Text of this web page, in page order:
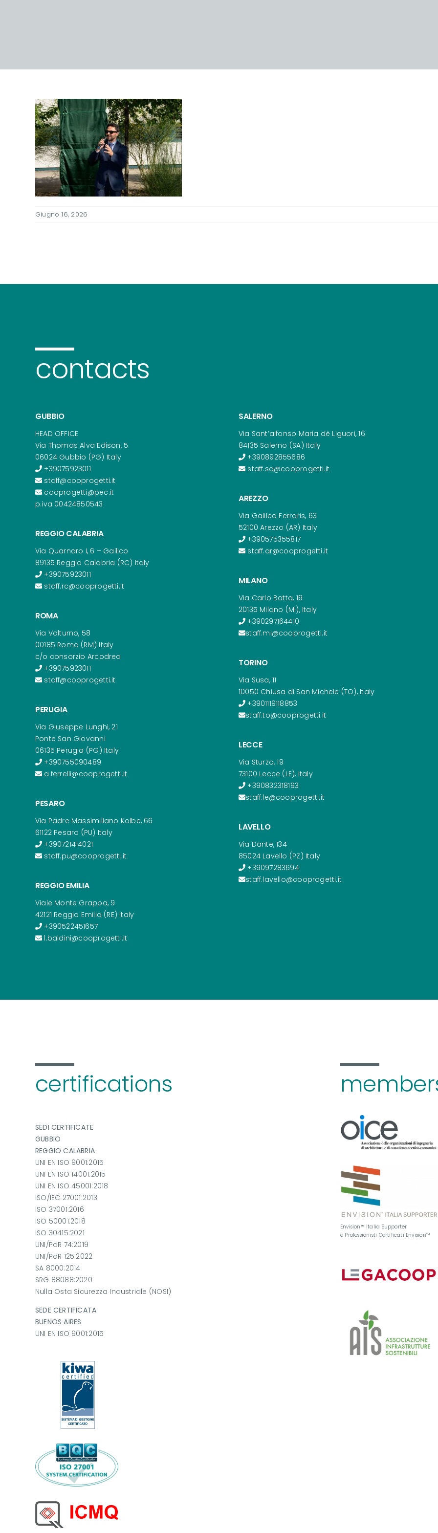
Giugno 16, 2026
contacts
GUBBIO
HEAD OFFICE
Via Thomas Alva Edison, 5
06024 Gubbio (PG) Italy
+39075923011
staff@cooprogetti.it
cooprogetti@pec.it
p.iva 00424850543
REGGIO CALABRIA
Via Quarnaro I, 6 – Gallico
89135 Reggio Calabria (RC) Italy
+39075923011
staff.rc@cooprogetti.it
ROMA
Via Volturno, 58
00185 Roma (RM) Italy
c/o consorzio Arcodrea
+39075923011
staff@cooprogetti.it
PERUGIA
Via Giuseppe Lunghi, 21
Ponte San Giovanni
06135 Perugia (PG) Italy
+390755090489
a.ferrelli@cooprogetti.it
PESARO
Via Padre Massimiliano Kolbe, 66
61122 Pesaro (PU) Italy
+390721414021
staff.pu@cooprogetti.it
REGGIO EMILIA
Viale Monte Grappa, 9
42121 Reggio Emilia (RE) Italy
+390522451657
l.baldini@cooprogetti.it
SALERNO
Via Sant’alfonso Maria dè Liguori, 16
84135 Salerno (SA) Italy
+390892855686
staff.sa@cooprogetti.it
AREZZO
Via Galileo Ferraris, 63
52100 Arezzo (AR) Italy
+390575355817
staff.ar@cooprogetti.it
MILANO
Via Carlo Botta, 19
20135 Milano (MI), Italy
+390297164410
staff.mi@cooprogetti.it
TORINO
Via Susa, 11
10050 Chiusa di San Michele (TO), Italy
+3901119118853
staff.to@cooprogetti.it
LECCE
Via Sturzo, 19
73100 Lecce (LE), Italy
+390832318193
staff.le@cooprogetti.it
LAVELLO
Via Dante, 134
85024 Lavello (PZ) Italy
+39097283694
staff.lavello@cooprogetti.it
certifications
SEDI CERTIFICATE
GUBBIO
REGGIO CALABRIA
UNI EN ISO 9001:2015
UNI EN ISO 14001:2015
UNI EN ISO 45001:2018
ISO/IEC 27001:2013
ISO 37001:2016
ISO 50001:2018
ISO 30415:2021
UNI/PdR 74:2019
UNI/PdR 125:2022
SA 8000:2014
SRG 88088:2020
Nulla Osta Sicurezza Industriale (NOSI)
SEDE CERTIFICATA
BUENOS AIRES
UNI EN ISO 9001:2015
Envision™ Italia Supporter
e Professionisti Certificati Envision™